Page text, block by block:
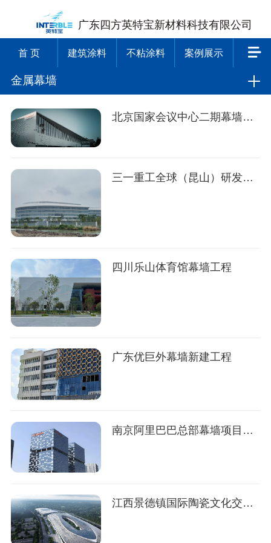
广东四方英特宝新材料科技有限公司
首 页 建筑涂料 不粘涂料 案例展示
金属幕墙
北京国家会议中心二期幕墙工程
三一重工全球（昆山）研发中心幕墙工程
四川乐山体育馆幕墙工程
广东优巨外幕墙新建工程
南京阿里巴巴总部幕墙项目工程
江西景德镇国际陶瓷文化交流中心幕墙工程